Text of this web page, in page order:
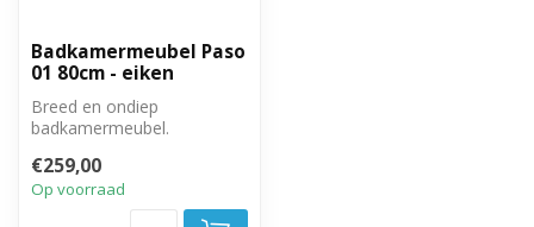
Badkamermeubel Paso
01 80cm - eiken
Breed en ondiep
badkamermeubel.
twee draaideuren.
€259,00
Op voorraad